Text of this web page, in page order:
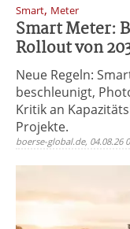
Smart, Meter
Smart Meter:
Rollout von
Neue Regeln:
beschleunigt,
Kritik an
Projekte.
boerse-global.de, 04.08.26